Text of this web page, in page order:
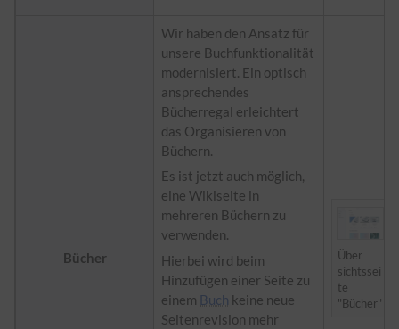
Bücher
Wir haben den Ansatz für
unsere Buchfunktionalität
modernisiert. Ein optisch
ansprechendes
Bücherregal erleichtert
das Organisieren von
Büchern.
Es ist jetzt auch möglich,
eine Wikiseite in
mehreren Büchern zu
verwenden.
Hierbei wird beim
Hinzufügen einer Seite zu
einem Buch keine neue
Seitenrevision mehr
Über
sichtssei
te
"Bücher"